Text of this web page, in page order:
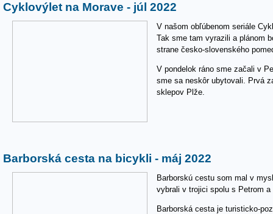
Cyklovýlet na Morave - júl 2022
V našom obľúbenom seriále
Tak sme tam vyrazili a plánom
strane česko-slovenského
V pondelok ráno sme začali v
sme sa neskôr ubytovali. Prvá
sklepov Plže.
Barborská cesta na bicykli - máj 2022
Barborskú cestu som mal v
vybrali v trojici spolu s Petrom a
Barborská cesta je turisticko-